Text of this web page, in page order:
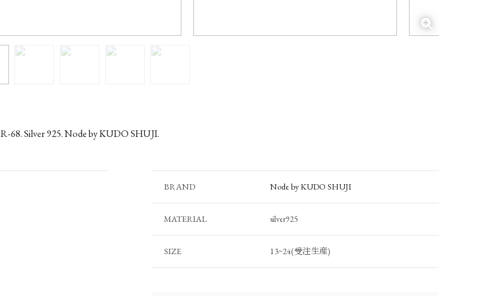
R-68. Silver 925. Node by KUDO SHUJI.
BRAND Node by KUDO SHUJI
MATERIAL silver925
SIZE 13~24(受注生産)